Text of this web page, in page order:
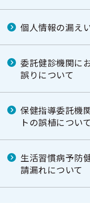
個人情報の漏え
委託健診機関に
誤りについて
保健指導委託機
トの誤植について
生活習慣病予防
請漏れについて